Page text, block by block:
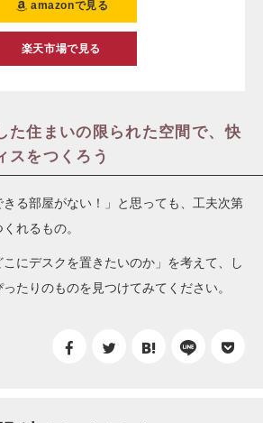
amazonで見る
楽天市場で見る
た住まいの限られた空間で、快
スをつくろう
きる部屋がない！」と思っても、工夫次第
れるもの。
にデスクを置きたいのか」を考えて、し
たりのものを見つけてみてください。